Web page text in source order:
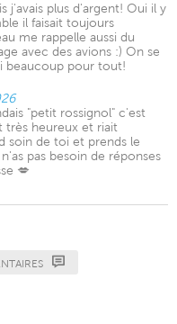
j'avais plus d'argent! Oui il y
il faisait toujours
me rappelle aussi du
avec des avions :) On se
beaucoup pour tout!
"petit rossignol" c'est
très heureux et riait
soin de toi et prends le
pas besoin de réponses
💋